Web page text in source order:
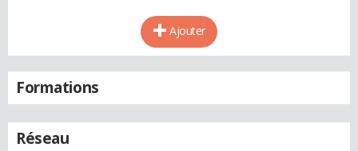
Ajouter
Formations
Réseau